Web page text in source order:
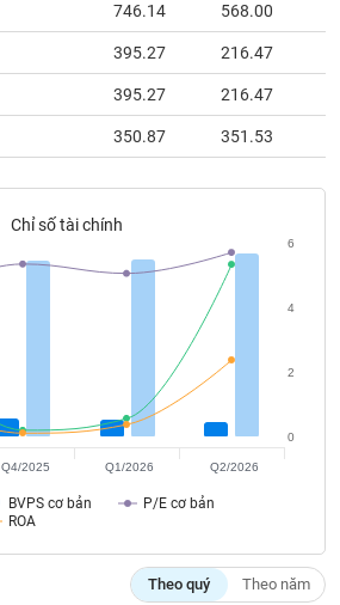
746.14 568.00
395.27 216.47
395.27 216.47
350.87 351.53
Chỉ số tài chính
BVPS cơ bản
P/E cơ bản
ROA
0
2
4
6
Q4/2025 Q1/2026 Q2/2026
Theo quý Theo năm